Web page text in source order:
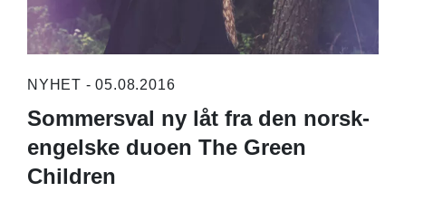
NYHET - 05.08.2016
Sommersval ny låt fra den norsk-
engelske duoen The Green
Children